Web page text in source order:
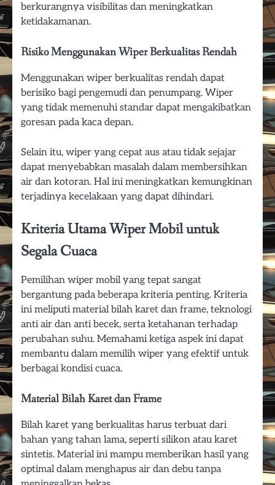
berkurangnya visibilitas dan meningkatkan
ketidakamanan.
Risiko Menggunakan Wiper Berkualitas Rendah
Menggunakan wiper berkualitas rendah dapat
berisiko bagi pengemudi dan penumpang. Wiper
yang tidak memenuhi standar dapat mengakibatkan
goresan pada kaca depan.
Selain itu, wiper yang cepat aus atau tidak sejajar
dapat menyebabkan masalah dalam membersihkan
air dan kotoran. Hal ini meningkatkan kemungkinan
terjadinya kecelakaan yang dapat dihindari.
Kriteria Utama Wiper Mobil untuk
Segala Cuaca
Pemilihan wiper mobil yang tepat sangat
bergantung pada beberapa kriteria penting. Kriteria
ini meliputi material bilah karet dan frame, teknologi
anti air dan anti becek, serta ketahanan terhadap
perubahan suhu. Memahami ketiga aspek ini dapat
membantu dalam memilih wiper yang efektif untuk
berbagai kondisi cuaca.
Material Bilah Karet dan Frame
Bilah karet yang berkualitas harus terbuat dari
bahan yang tahan lama, seperti silikon atau karet
sintetis. Material ini mampu memberikan hasil yang
optimal dalam menghapus air dan debu tanpa